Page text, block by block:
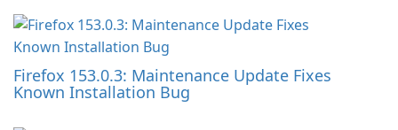
Firefox 153.0.3: Maintenance Update Fixes
Known Installation Bug